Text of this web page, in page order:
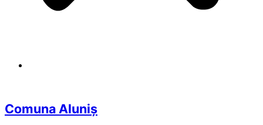
Comuna Aluniș